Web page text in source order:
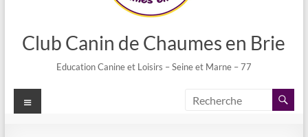
Club Canin de Chaumes en Brie
Education Canine et Loisirs – Seine et Marne – 77
Menu